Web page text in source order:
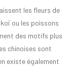
les fleurs de
ou les poissons
des motifs plus
chinoises sont
existe également